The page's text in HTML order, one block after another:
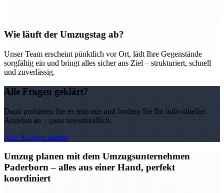
Wie läuft der Umzugstag ab?
Unser Team erscheint pünktlich vor Ort, lädt Ihre Gegenstände
sorgfältig ein und bringt alles sicher ans Ziel – strukturiert, schnell
und zuverlässig.
Alle Fragen geklärt?
Dann probieren Sie es jetzt aus und fordern Sie Ihr individuelles
Angebot an – ganz unverbindlich.
Jetzt Anfrage starten
Umzug planen mit dem Umzugsunternehmen
Paderborn – alles aus einer Hand, perfekt
koordiniert